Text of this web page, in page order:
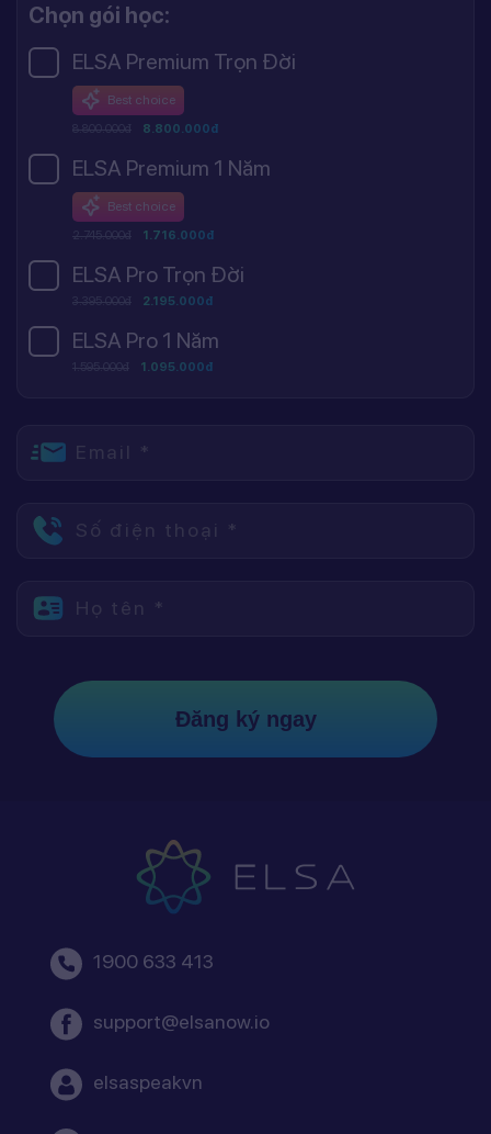
Chọn gói học:
ELSA Premium Trọn Đời
Best choice
8.800.000đ 8.800.000đ
ELSA Premium 1 Năm
Best choice
2.745.000đ 1.716.000đ
ELSA Pro Trọn Đời
3.395.000đ 2.195.000đ
ELSA Pro 1 Năm
1.595.000đ 1.095.000đ
Email *
Số điện thoại *
Họ tên *
Đăng ký ngay
1900 633 413
support@elsanow.io
elsaspeakvn